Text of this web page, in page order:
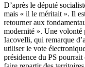
D’après le député
mais « il le méritait ». Il
retourner aux
modernité ». Une volonté
Iacovelli, qui remarque
utiliser le vote
présidence du PS